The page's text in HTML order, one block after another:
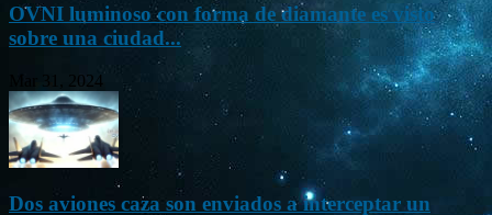
OVNI luminoso con forma de diamante es visto
sobre una ciudad...
Mar 31, 2024
Dos aviones caza son enviados a interceptar un